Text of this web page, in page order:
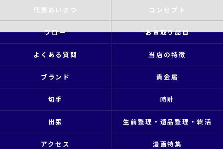
代表あいさつ コンセプト
フロー お買取り品目
よくある質問 当店の特徴
ブランド 貴金属
切手 時計
出張 生前整理・遺品整理・終活
アクセス 漫画特集